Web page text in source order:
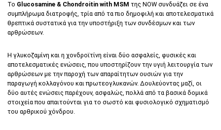
To Glucosamine & Chondroitin with MSM της NOW συνδυάζει σε ένα
συμπλήρωμα διατροφής, τρία από τα πιο δημοφιλή και αποτελεσματικά
θρεπτικά συστατικά για την υποστήριξη των συνδέσμων και των
αρθρώσεων.
Η γλυκοζαμίνη και η χονδροϊτίνη είναι δύο ασφαλείς, φυσικές και
αποτελεσματικές ενώσεις, που υποστηρίζουν την υγιή λειτουργία των
αρθρώσεων με την παροχή των απαραίτητων ουσιών για την
παραγωγή κολλαγόνου και πρωτεογλυκανών. Δουλεύοντας μαζί, οι
δύο αυτές ενώσεις παρέχουν, ασφαλώς, πολλά από τα βασικά δομικά
στοιχεία που απαιτούνται για το σωστό και φυσιολογικό σχηματισμό
του αρθρικού χόνδρου.